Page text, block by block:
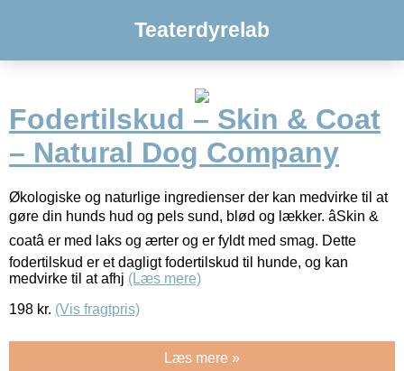
Teaterdyrelab
Fodertilskud – Skin & Coat
– Natural Dog Company
Økologiske og naturlige ingredienser der kan medvirke til at
gøre din hunds hud og pels sund, blød og lækker. âSkin &
coatâ er med laks og ærter og er fyldt med smag. Dette
fodertilskud er et dagligt fodertilskud til hunde, og kan
medvirke til at afhj (Læs mere)
198 kr. (Vis fragtpris)
Læs mere »